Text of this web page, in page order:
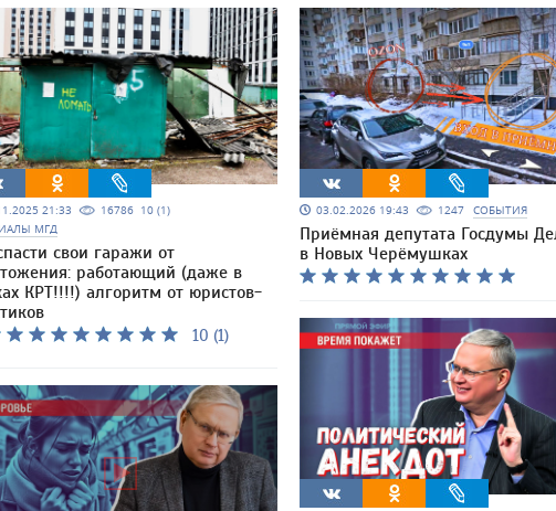
21:33 16786 10 (1)
МГД
свои гаражи от
работающий (даже в
КРТ!!!!) алгоритм от юристов-
10 (1)
03.02.2026 19:43 1247 СОБЫТИЯ
Приёмная депутата Госдумы
в Новых Черёмушках